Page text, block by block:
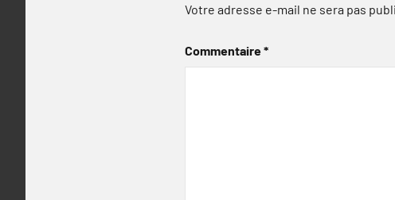
Votre adresse e-mail ne sera pas
Commentaire*